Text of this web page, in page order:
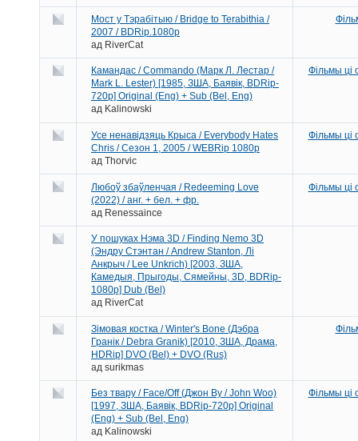
Мост у Тэрабітыю / Bridge to Terabithia /
2007 / BDRip.1080p
ад RiverCat
Камандас / Commando (Марк Л. Лестар /
Mark L. Lester) [1985, ЗША, Баявік, BDRip-
720p] Original (Eng) + Sub (Bel, Eng)
ад Kalinowski
Фільмы ці
Усе ненавідзяць Крыса / Everybody Hates
Chris / Сезон 1, 2005 / WEBRip 1080p
ад Thorvic
Фільмы ці
Любоў збаўленчая / Redeeming Love
(2022) / анг. + бел. + фр.
ад Renessaince
Фільмы ці
У пошуках Нэма 3D / Finding Nemo 3D
(Эндру Стэнтан / Andrew Stanton, Лі
Анкрыч / Lee Unkrich) [2003, ЗША,
Камедыя, Прыгоды, Сямейны, 3D, BDRip-
1080p] Dub (Bel)
ад RiverCat
Зімовая костка / Winter's Bone (Дэбра
Гранік / Debra Granik) [2010, ЗША, Драма,
HDRip] DVO (Bel) + DVO (Rus)
ад surikmas
Без твару / Face/Off (Джон Ву / John Woo)
[1997, ЗША, Баявік, BDRip-720p] Original
(Eng) + Sub (Bel, Eng)
ад Kalinowski
Фільмы ці